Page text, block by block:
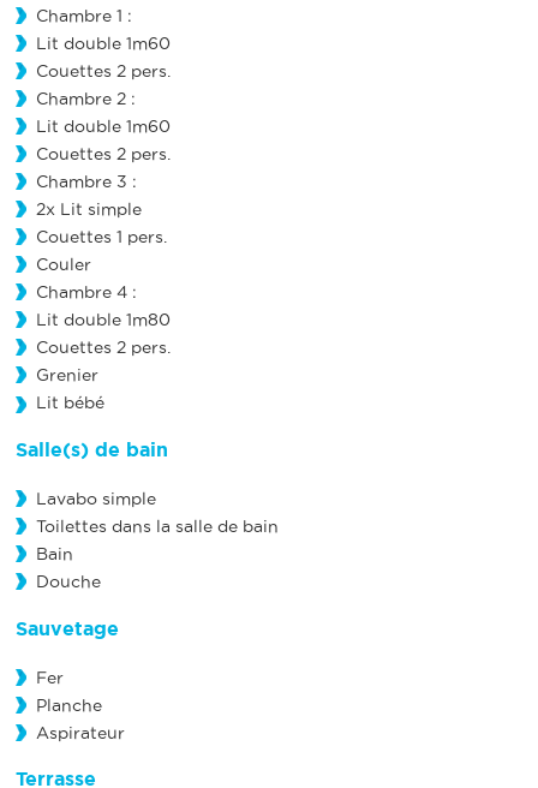
Chambre 1 :
Lit double 1m60
Couettes 2 pers.
Chambre 2 :
Lit double 1m60
Couettes 2 pers.
Chambre 3 :
2x Lit simple
Couettes 1 pers.
Couler
Chambre 4 :
Lit double 1m80
Couettes 2 pers.
Grenier
Lit bébé
Salle(s) de bain
Lavabo simple
Toilettes dans la salle de bain
Bain
Douche
Sauvetage
Fer
Planche
Aspirateur
Terrasse